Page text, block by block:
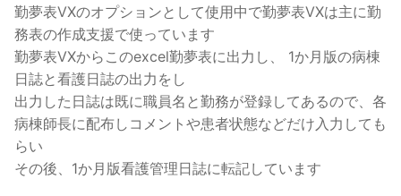
勤夢表VXのオプションとして使用中で勤夢表VXは主に勤
務表の作成支援で使っています
勤夢表VXからこのexcel勤夢表に出力し、 1か月版の病棟
日誌と看護日誌の出力をし
出力した日誌は既に職員名と勤務が登録してあるので、各
病棟師長に配布しコメントや患者状態などだけ入力しても
らい
その後、1か月版看護管理日誌に転記しています